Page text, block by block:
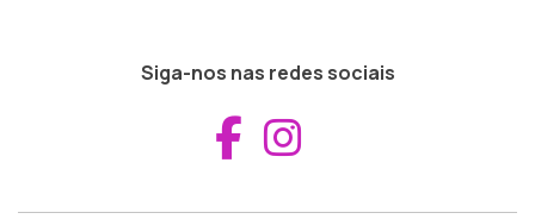
Siga-nos nas redes sociais
Aceder ao